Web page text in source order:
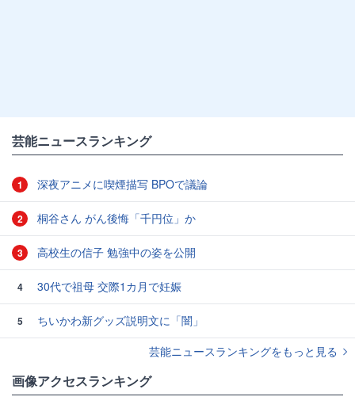
芸能ニュースランキング
1 深夜アニメに喫煙描写 BPOで議論
2 桐谷さん がん後悔「千円位」か
3 高校生の信子 勉強中の姿を公開
4 30代で祖母 交際1カ月で妊娠
5
ちいかわ新グッズ説明文に「闇」
芸能ニュースランキングをもっと見る
画像アクセスランキング